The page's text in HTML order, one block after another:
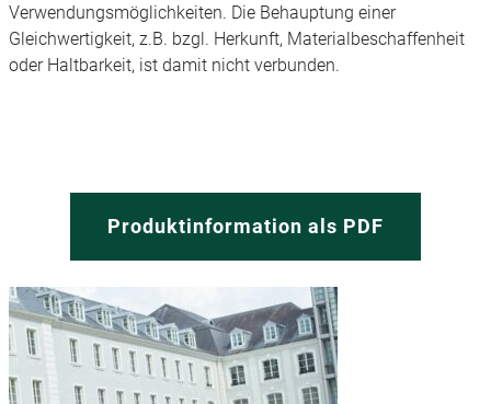
Verwendungsmöglichkeiten. Die Behauptung einer
Gleichwertigkeit, z.B. bzgl. Herkunft, Materialbeschaffenheit
oder Haltbarkeit, ist damit nicht verbunden.
Produktinformation als PDF